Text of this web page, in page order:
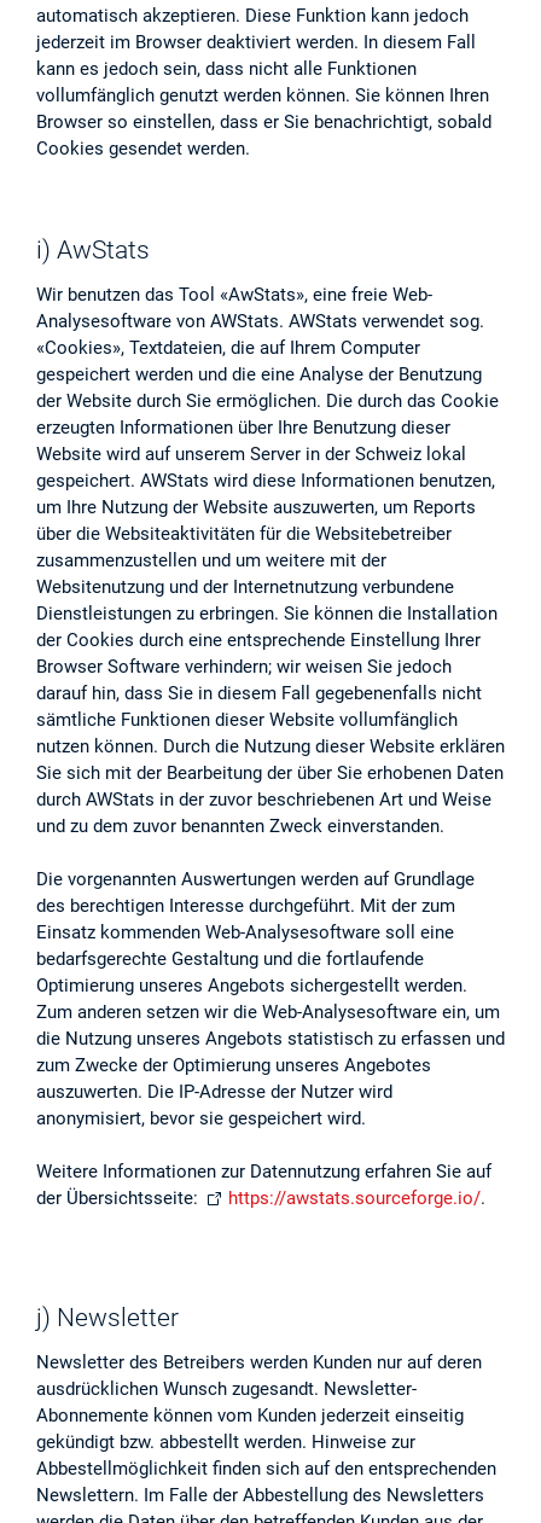
automatisch akzeptieren. Diese Funktion kann jedoch
jederzeit im Browser deaktiviert werden. In diesem Fall
kann es jedoch sein, dass nicht alle Funktionen
vollumfänglich genutzt werden können. Sie können Ihren
Browser so einstellen, dass er Sie benachrichtigt, sobald
Cookies gesendet werden.
i) AwStats
Wir benutzen das Tool «AwStats», eine freie Web-
Analysesoftware von AWStats. AWStats verwendet sog.
«Cookies», Textdateien, die auf Ihrem Computer
gespeichert werden und die eine Analyse der Benutzung
der Website durch Sie ermöglichen. Die durch das Cookie
erzeugten Informationen über Ihre Benutzung dieser
Website wird auf unserem Server in der Schweiz lokal
gespeichert. AWStats wird diese Informationen benutzen,
um Ihre Nutzung der Website auszuwerten, um Reports
über die Websiteaktivitäten für die Websitebetreiber
zusammenzustellen und um weitere mit der
Websitenutzung und der Internetnutzung verbundene
Dienstleistungen zu erbringen. Sie können die Installation
der Cookies durch eine entsprechende Einstellung Ihrer
Browser Software verhindern; wir weisen Sie jedoch
darauf hin, dass Sie in diesem Fall gegebenenfalls nicht
sämtliche Funktionen dieser Website vollumfänglich
nutzen können. Durch die Nutzung dieser Website erklären
Sie sich mit der Bearbeitung der über Sie erhobenen Daten
durch AWStats in der zuvor beschriebenen Art und Weise
und zu dem zuvor benannten Zweck einverstanden.
Die vorgenannten Auswertungen werden auf Grundlage
des berechtigen Interesse durchgeführt. Mit der zum
Einsatz kommenden Web-Analysesoftware soll eine
bedarfsgerechte Gestaltung und die fortlaufende
Optimierung unseres Angebots sichergestellt werden.
Zum anderen setzen wir die Web-Analysesoftware ein, um
die Nutzung unseres Angebots statistisch zu erfassen und
zum Zwecke der Optimierung unseres Angebotes
auszuwerten. Die IP-Adresse der Nutzer wird
anonymisiert, bevor sie gespeichert wird.
Weitere Informationen zur Datennutzung erfahren Sie auf
der Übersichtsseite:
https://awstats.sourceforge.io/.
j) Newsletter
Newsletter des Betreibers werden Kunden nur auf deren
ausdrücklichen Wunsch zugesandt. Newsletter-
Abonnemente können vom Kunden jederzeit einseitig
gekündigt bzw. abbestellt werden. Hinweise zur
Abbestellmöglichkeit finden sich auf den entsprechenden
Newslettern. Im Falle der Abbestellung des Newsletters